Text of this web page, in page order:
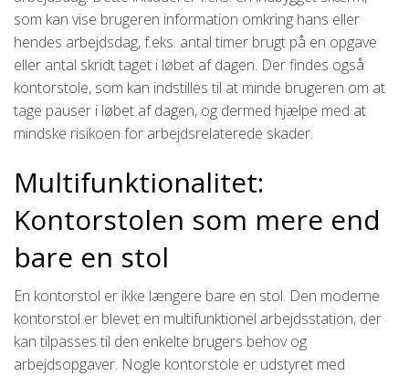
som kan vise brugeren information omkring hans eller
hendes arbejdsdag, f.eks. antal timer brugt på en opgave
eller antal skridt taget i løbet af dagen. Der findes også
kontorstole, som kan indstilles til at minde brugeren om at
tage pauser i løbet af dagen, og dermed hjælpe med at
mindske risikoen for arbejdsrelaterede skader.
Multifunktionalitet:
Kontorstolen som mere end
bare en stol
En kontorstol er ikke længere bare en stol. Den moderne
kontorstol er blevet en multifunktionel arbejdsstation, der
kan tilpasses til den enkelte brugers behov og
arbejdsopgaver. Nogle kontorstole er udstyret med